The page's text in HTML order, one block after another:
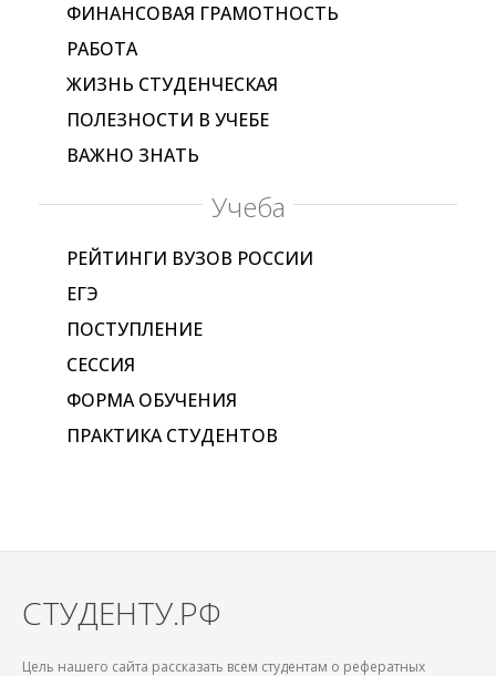
ФИНАНСОВАЯ ГРАМОТНОСТЬ
РАБОТА
ЖИЗНЬ СТУДЕНЧЕСКАЯ
ПОЛЕЗНОСТИ В УЧЕБЕ
ВАЖНО ЗНАТЬ
Учеба
РЕЙТИНГИ ВУЗОВ РОССИИ
ЕГЭ
ПОСТУПЛЕНИЕ
СЕССИЯ
ФОРМА ОБУЧЕНИЯ
ПРАКТИКА СТУДЕНТОВ
СТУДЕНТУ.РФ
Цель нашего сайта рассказать всем студентам о рефератных